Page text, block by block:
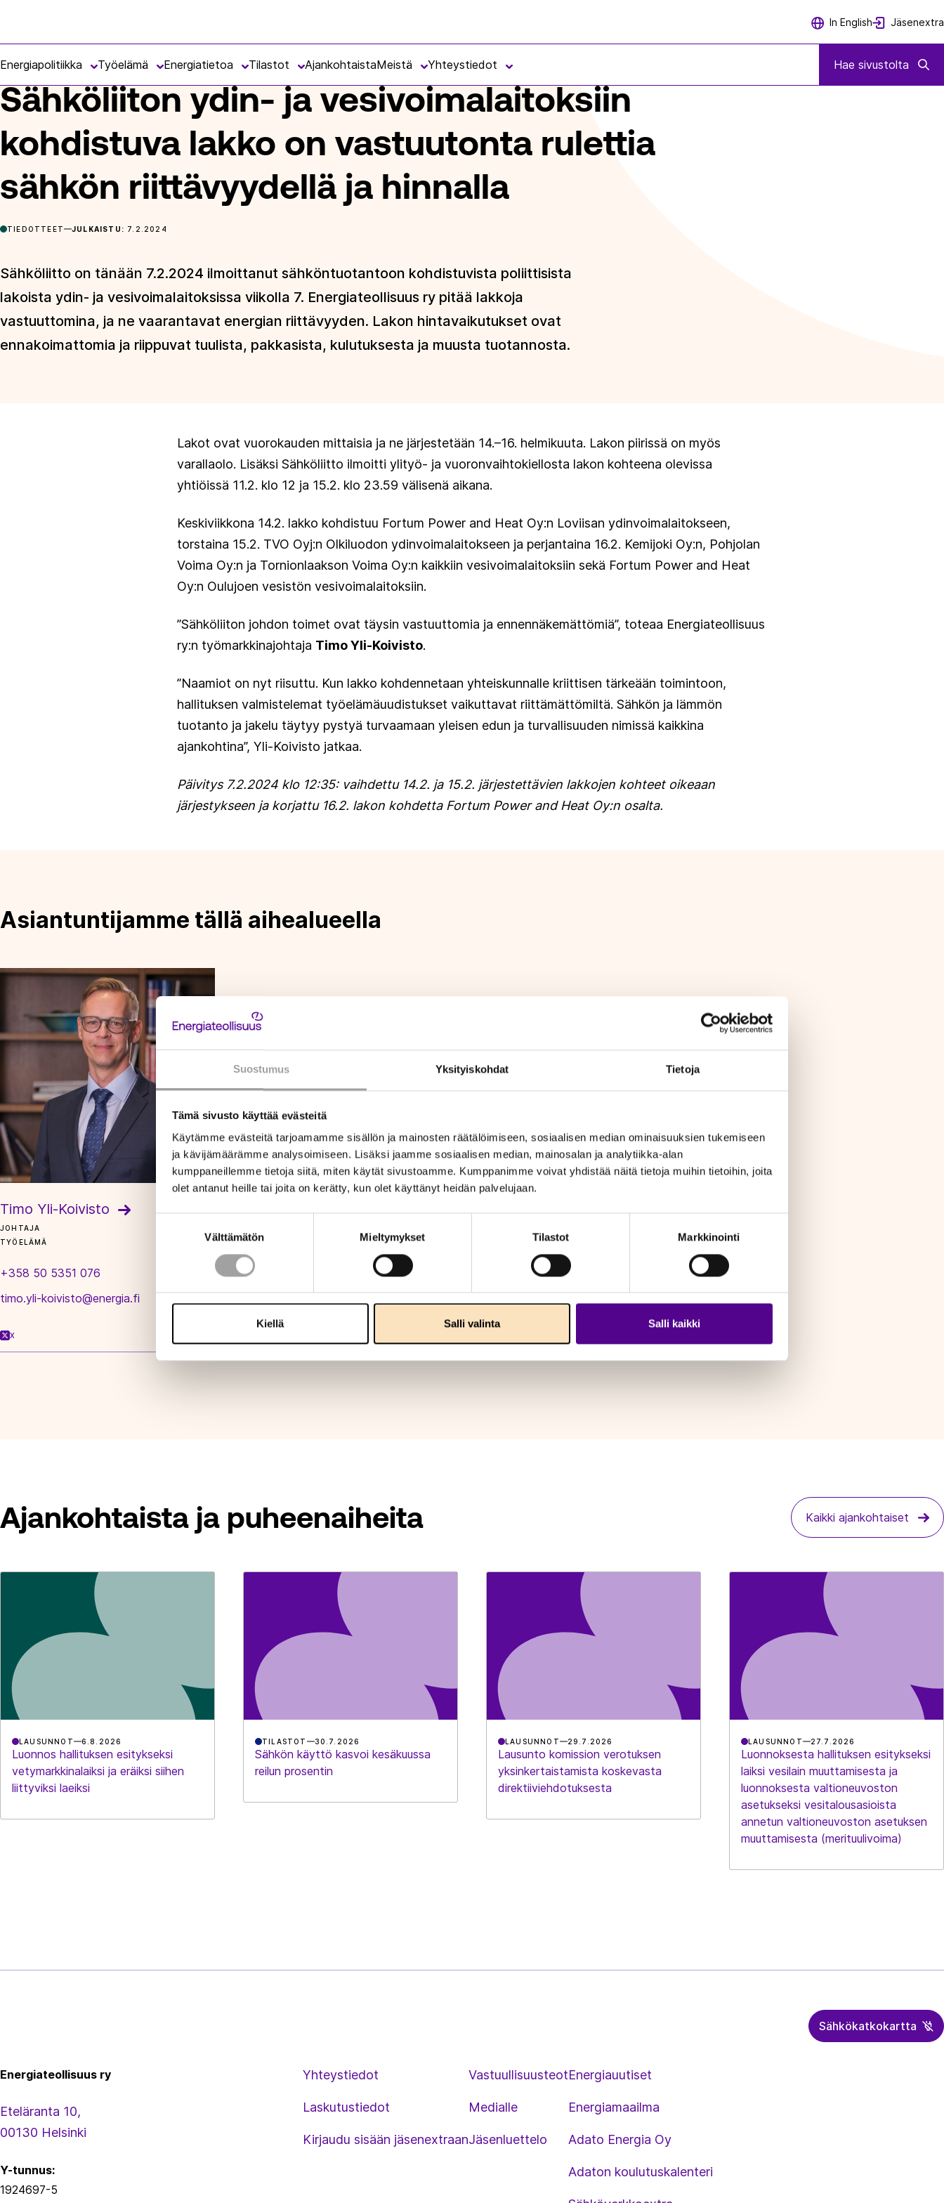
Suostumus Yksityiskohdat Tietoja
Tämä sivusto käyttää evästeitä
Käytämme evästeitä tarjoamamme sisällön ja mainosten räätälöimiseen, sosiaalisen median ominaisuuksien tukemiseen
ja kävijämäärämme analysoimiseen. Lisäksi jaamme sosiaalisen median, mainosalan ja analytiikka-alan
kumppaneillemme tietoja siitä, miten käytät sivustoamme. Kumppanimme voivat yhdistää näitä tietoja muihin tietoihin, joita
olet antanut heille tai joita on kerätty, kun olet käyttänyt heidän palvelujaan.
Välttämätön Mieltymykset Tilastot Markkinointi
Kiellä Salli valinta Salli kaikki
In English Jäsenextra
Energiapolitiikka Työelämä Energiatietoa Tilastot AjankohtaistaMeistä Yhteystiedot Hae sivustolta
Sähköliiton ydin- ja vesivoimalaitoksiin
kohdistuva lakko on vastuutonta rulettia
sähkön riittävyydellä ja hinnalla
TIEDOTTEET JULKAISTU: 7.2.2024
Sähköliitto on tänään 7.2.2024 ilmoittanut sähköntuotantoon kohdistuvista poliittisista
lakoista ydin- ja vesivoimalaitoksissa viikolla 7. Energiateollisuus ry pitää lakkoja
vastuuttomina, ja ne vaarantavat energian riittävyyden. Lakon hintavaikutukset ovat
ennakoimattomia ja riippuvat tuulista, pakkasista, kulutuksesta ja muusta tuotannosta.
Lakot ovat vuorokauden mittaisia ja ne järjestetään 14.–16. helmikuuta. Lakon piirissä on myös
varallaolo. Lisäksi Sähköliitto ilmoitti ylityö- ja vuoronvaihtokiellosta lakon kohteena olevissa
yhtiöissä 11.2. klo 12 ja 15.2. klo 23.59 välisenä aikana.
Keskiviikkona 14.2. lakko kohdistuu Fortum Power and Heat Oy:n Loviisan ydinvoimalaitokseen,
torstaina 15.2. TVO Oyj:n Olkiluodon ydinvoimalaitokseen ja perjantaina 16.2. Kemijoki Oy:n, Pohjolan
Voima Oy:n ja Tornionlaakson Voima Oy:n kaikkiin vesivoimalaitoksiin sekä Fortum Power and Heat
Oy:n Oulujoen vesistön vesivoimalaitoksiin.
”Sähköliiton johdon toimet ovat täysin vastuuttomia ja ennennäkemättömiä”, toteaa Energiateollisuus
ry:n työmarkkinajohtaja Timo Yli-Koivisto.
”Naamiot on nyt riisuttu. Kun lakko kohdennetaan yhteiskunnalle kriittisen tärkeään toimintoon,
hallituksen valmistelemat työelämäuudistukset vaikuttavat riittämättömiltä. Sähkön ja lämmön
tuotanto ja jakelu täytyy pystyä turvaamaan yleisen edun ja turvallisuuden nimissä kaikkina
ajankohtina”, Yli-Koivisto jatkaa.
Päivitys 7.2.2024 klo 12:35: vaihdettu 14.2. ja 15.2. järjestettävien lakkojen kohteet oikeaan
järjestykseen ja korjattu 16.2. lakon kohdetta Fortum Power and Heat Oy:n osalta.
Asiantuntijamme tällä aihealueella
Timo Yli-Koivisto
JOHTAJA
TYÖELÄMÄ
+358 50 5351 076
timo.yli-koivisto@energia.fi
X
Ajankohtaista ja puheenaiheita Kaikki ajankohtaiset
LAUSUNNOT 6.8.2026
Luonnos hallituksen esitykseksi
vetymarkkinalaiksi ja eräiksi siihen
liittyviksi laeiksi
TILASTOT 30.7.2026
Sähkön käyttö kasvoi kesäkuussa
reilun prosentin
LAUSUNNOT 29.7.2026
Lausunto komission verotuksen
yksinkertaistamista koskevasta
direktiiviehdotuksesta
LAUSUNNOT 27.7.2026
Luonnoksesta hallituksen esitykseksi
laiksi vesilain muuttamisesta ja
luonnoksesta valtioneuvoston
asetukseksi vesitalousasioista
annetun valtioneuvoston asetuksen
muuttamisesta (merituulivoima)
Sähkökatkokartta
Energiateollisuus ry
Eteläranta 10,
00130 Helsinki
Y-tunnus:
1924697-5
Yhteystiedot
Laskutustiedot
Kirjaudu sisään jäsenextraan
Vastuullisuusteot
Medialle
Jäsenluettelo
Energiauutiset
Energiamaailma
Adato Energia Oy
Adaton koulutuskalenteri